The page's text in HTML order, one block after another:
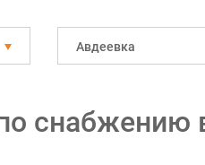
Авдеевка
снабжению